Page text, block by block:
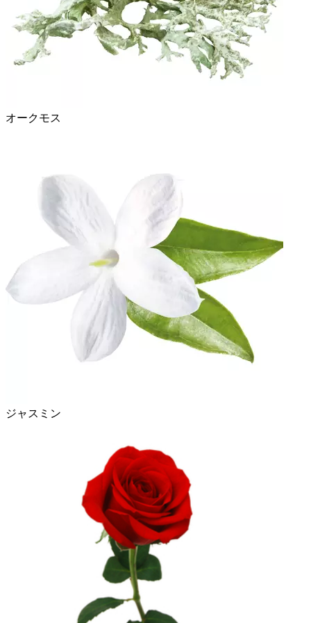
オークモス
ジャスミン